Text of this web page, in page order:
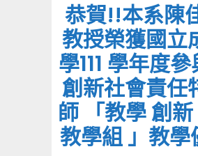
恭賀!!本系陳
教授榮獲國立
學111 學年度
創新社會責任
師 「教學 創
教學組 」教學